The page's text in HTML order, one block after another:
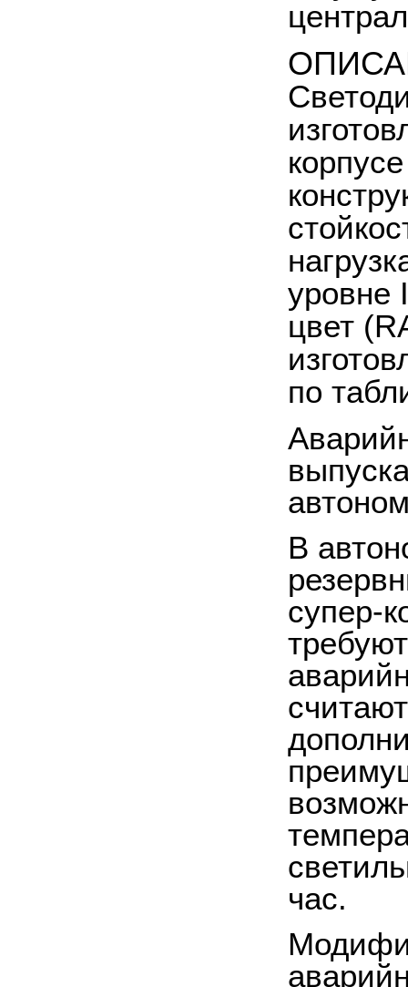
уровне
цвет
по
В
супер-
час.